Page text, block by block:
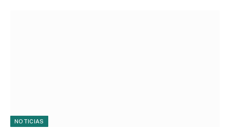
NOTICIAS